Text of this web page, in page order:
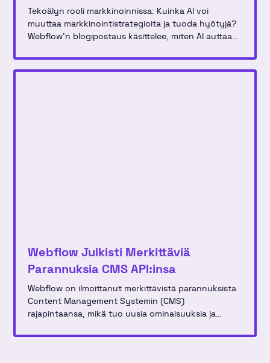
Tekoälyn rooli markkinoinnissa: Kuinka AI voi
muuttaa markkinointistrategioita ja tuoda hyötyjä?
Webflow'n blogipostaus käsittelee, miten AI auttaa
markkinointitiimeissä.
Webflow Julkisti Merkittäviä
Parannuksia CMS API:insa
Webflow on ilmoittanut merkittävistä parannuksista
Content Management Systemin (CMS)
rajapintaansa, mikä tuo uusia ominaisuuksia ja
hallinnoivat verkkosivustoja käyttäen tätä alustaa.